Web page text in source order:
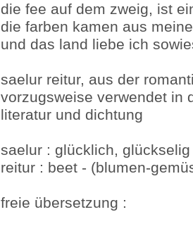
die fee auf dem zweig, ist
die farben kamen aus
und das land liebe ich
saelur reitur, aus der
vorzugsweise verwendet in
literatur und dichtung
saelur : glücklich,
reitur : beet - (blumen-
freie übersetzung :